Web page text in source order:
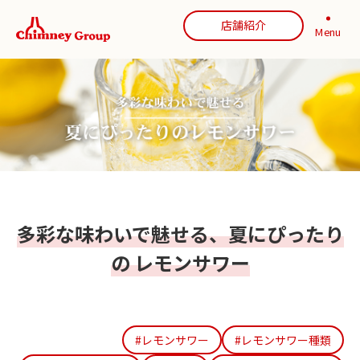
店舗紹介 Menu
多彩な味わいで魅せる、夏にぴったり
の レモンサワー
#レモンサワー
#レモンサワー種類